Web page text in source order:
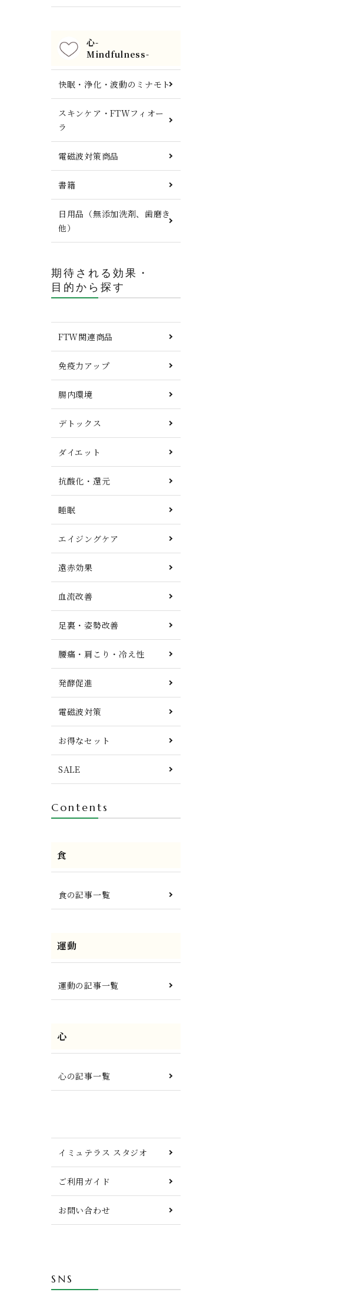
心-
Mindfulness-
快眠・浄化・波動のミナモト
スキンケア・FTWフィオー
ラ
電磁波対策商品
書籍
日用品（無添加洗剤、歯磨き
他）
期待される効果・
目的から探す
FTW関連商品
免疫力アップ
腸内環境
デトックス
ダイエット
抗酸化・還元
睡眠
エイジングケア
遠赤効果
血流改善
足裏・姿勢改善
腰痛・肩こり・冷え性
発酵促進
電磁波対策
お得なセット
SALE
Contents
食
食の記事一覧
運動
運動の記事一覧
心
心の記事一覧
イミュテラス スタジオ
ご利用ガイド
お問い合わせ
SNS